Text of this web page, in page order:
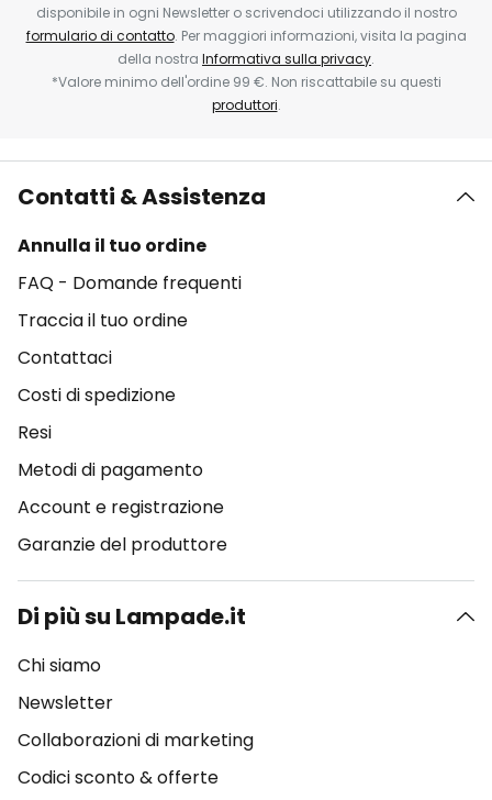
disponibile in ogni Newsletter o scrivendoci utilizzando il nostro
formulario di contatto. Per maggiori informazioni, visita la pagina
della nostra Informativa sulla privacy.
*Valore minimo dell'ordine 99 €. Non riscattabile su questi
produttori.
Contatti & Assistenza
Annulla il tuo ordine
FAQ - Domande frequenti
Traccia il tuo ordine
Contattaci
Costi di spedizione
Resi
Metodi di pagamento
Account e registrazione
Garanzie del produttore
Di più su Lampade.it
Chi siamo
Newsletter
Collaborazioni di marketing
Codici sconto & offerte